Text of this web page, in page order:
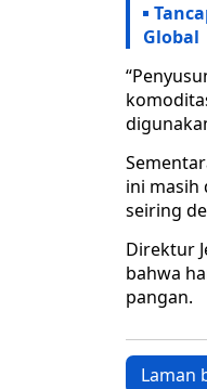
Global
ini masih
seiring
Direktur
bahwa
pangan.
Laman